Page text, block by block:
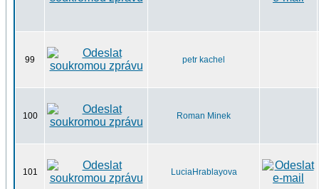
99 petr kachel
100 Roman Minek
101 LuciaHrablayova